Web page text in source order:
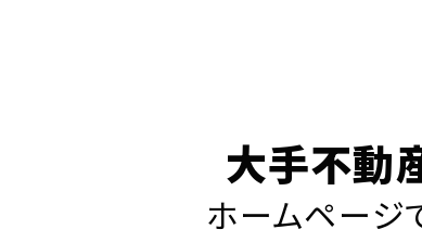
大手不動
ホームページ